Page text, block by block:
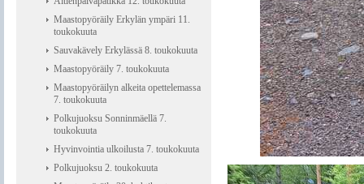
Maastopyöräily Erkylän ympäri 11.
toukokuuta
Sauvakävely Erkylässä 8. toukokuuta
Maastopyöräily 7. toukokuuta
Maastopyöräilyn alkeita opettelemassa
7. toukokuuta
Polkujuoksu Sonninmäellä 7.
toukokuuta
Hyvinvointia ulkoilusta 7. toukokuuta
Polkujuoksu 2. toukokuuta